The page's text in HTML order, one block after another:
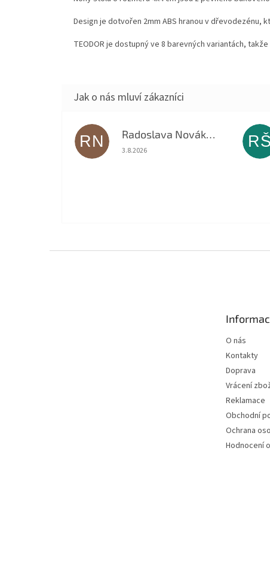
Design je dotvořen 2mm ABS hranou v
TEODOR je dostupný ve 8 barevných variantách,
RN Radoslava Nováková
Hodnocení obchodu je 5 z 5 hvězdiček.
3.8.2026
RŠ
O nás
Kontakty
Doprava
Vrácení
Reklamace
Obchodní
Ochrana
Hodnocení